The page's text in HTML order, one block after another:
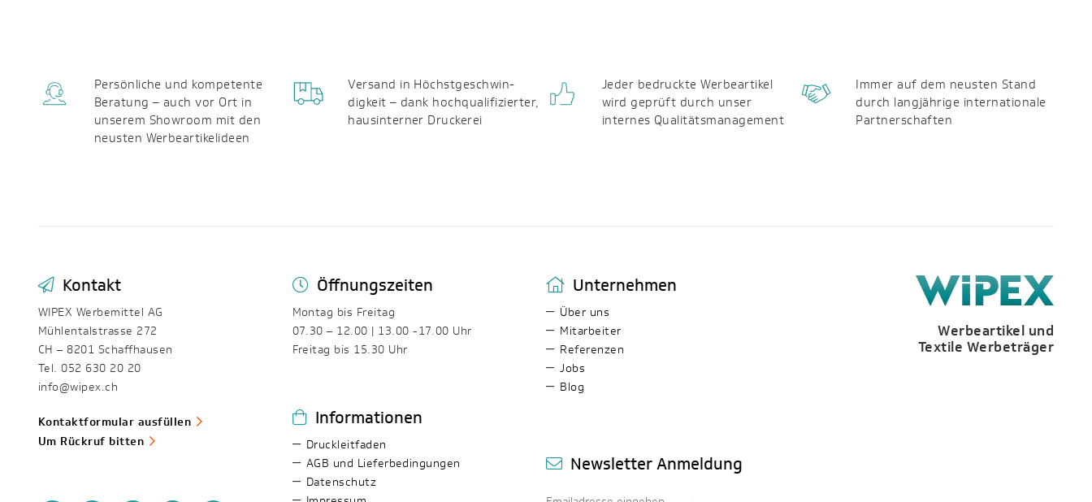
Persönliche und kompetente
Beratung – auch vor Ort in
unserem Showroom mit den
neusten Werbeartikelideen
Versand in Höchst­geschwin­
digkeit – dank hochqualifizierter,
haus­interner Druckerei
Jeder bedruckte Werbeartikel
wird geprüft durch unser
internes Qualitäts­management
Immer auf dem neusten Stand
durch langjährige internationale
Partnerschaften
Kontakt
WIPEX Werbemittel AG
Mühlentalstrasse 272
CH – 8201 Schaffhausen
Tel. 052 630 20 20
info@wipex.ch
Kontaktformular ausfüllen
Um Rückruf bitten
Öffnungszeiten
Montag bis Freitag
07.30 – 12.00 | 13.00 -17.00 Uhr
Freitag bis 15.30 Uhr
Informationen
Druckleitfaden
AGB und Lieferbedingungen
Datenschutz
Unternehmen
Über uns
Mitarbeiter
Referenzen
Jobs
Blog
Newsletter Anmeldung
Werbeartikel und
Textile Werbeträger